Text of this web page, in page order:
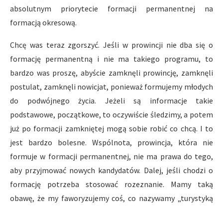
absolutnym priorytecie formacji permanentnej na
formacją okresową.
Chcę was teraz zgorszyć. Jeśli w prowincji nie dba się o
formację permanentną i nie ma takiego programu, to
bardzo was proszę, abyście zamknęli prowincję, zamknęli
postulat, zamknęli nowicjat, ponieważ formujemy młodych
do podwójnego życia. Jeżeli są informacje takie
podstawowe, początkowe, to oczywiście śledzimy, a potem
już po formacji zamkniętej mogą sobie robić co chcą. I to
jest bardzo bolesne. Wspólnota, prowincja, która nie
formuje w formacji permanentnej, nie ma prawa do tego,
aby przyjmować nowych kandydatów. Dalej, jeśli chodzi o
formację potrzeba stosować rozeznanie. Mamy taką
obawę, że my faworyzujemy coś, co nazywamy „turystyką